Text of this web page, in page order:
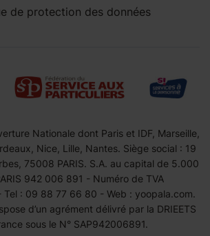
de protection des données
Nationale dont Paris et IDF, Marseille,
Nice, Lille, Nantes. Siège social : 19
75008 PARIS. S.A. au capital de 5.000
942 006 891 - Numéro de TVA
: 09 88 77 66 80 - Web : yoopala.com.
d’un agrément délivré par la DRIEETS
sous le N° SAP942006891.